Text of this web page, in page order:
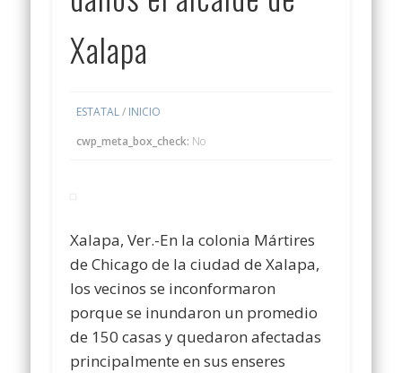
Xalapa
ESTATAL/ INICIO
cwp_meta_box_check: No
Xalapa, Ver.-En la colonia Mártires
de Chicago de la ciudad de Xalapa,
los vecinos se inconformaron
porque se inundaron un promedio
de 150 casas y quedaron afectadas
principalmente en sus enseres